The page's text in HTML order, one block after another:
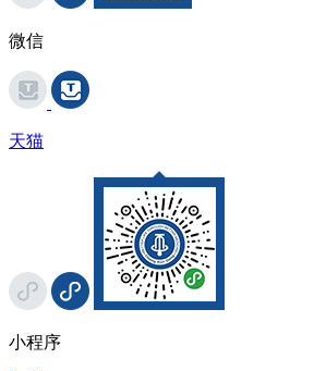
微信
天猫
小程序